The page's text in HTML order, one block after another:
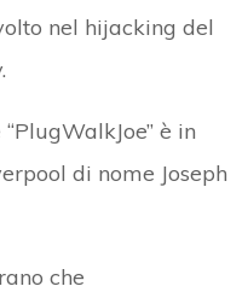
nel hijacking del
è in
di nome Joseph
che